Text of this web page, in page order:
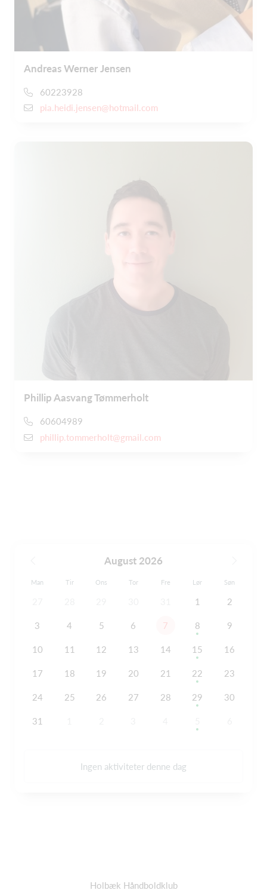
Andreas Werner Jensen
60223928
pia.heidi.jensen@hotmail.com
Phillip Aasvang Tømmerholt
60604989
phillip.tommerholt@gmail.com
August 2026
Man Tir Ons Tor Fre Lør Søn
1 2
3 4 5 6 7 8 9
10 11 12 13 14 15 16
17 18 19 20 21 22 23
24 25 26 27 28 29 30
31
Ingen aktiviteter denne dag
Holbæk Håndboldklub